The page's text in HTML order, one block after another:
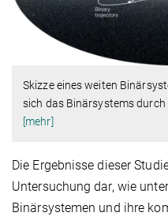
Skizze eines weiten
sich das Binärsystems
[mehr]
Die Ergebnisse dieser
Untersuchung dar, wie
Binärsystemen und ihre